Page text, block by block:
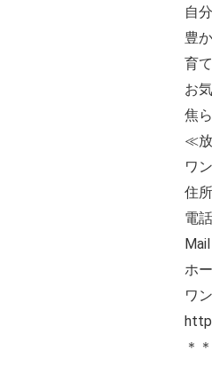
自
豊
育
お
焦
≪
ワ
住
電
ホ
ワ
＊